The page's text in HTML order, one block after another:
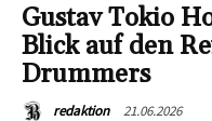
Gustav Tokio
Blick auf den
Drummers
redaktion 21.06.2026